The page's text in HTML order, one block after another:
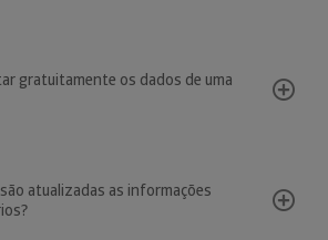
gratuitamente os dados de uma
atualizadas as informações